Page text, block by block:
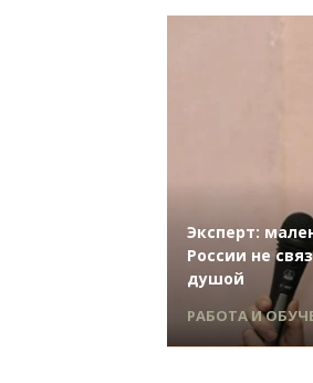
Эксперт:
России не
душой
РАБОТА И